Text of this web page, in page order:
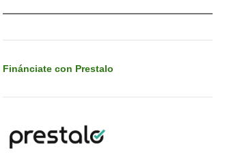
Finánciate con Prestalo